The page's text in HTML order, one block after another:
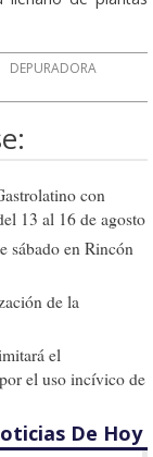
DEPURADORA
con
13 al 16 de agosto
sábado en Rincón
de la
el
el uso incívico de
De Hoy